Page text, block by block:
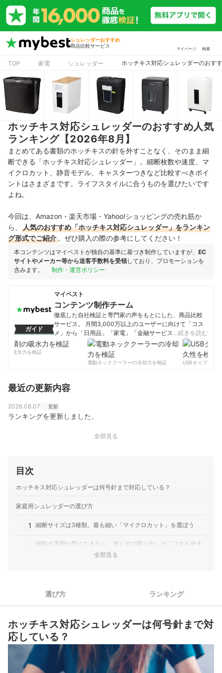
シュレッダーおすすめ
商品比較サービス
マイページ 検索
TOP 家電 シュレッダー ホッチキス対応シュレッダーのおす
ホッチキス対応シュレッダーのおすすめ人気
ランキング【2026年8月】
まとめてある書類のホッチキスの針を外すことなく、そのまま細
断できる「ホッチキス対応シュレッダー」。細断枚数や速度、マ
イクロカット、静音モデル、キャスターつきなど比較すべきポイ
ントはさまざまです。ライフスタイルに合うものを選びたいです
よね。
今回は、Amazon・楽天市場・Yahoo!ショッピングの売れ筋か
ら、
人気のおすすめ「ホッチキス対応シュレッダー」をランキン
グ形式でご紹介 。ぜひ購入の際の参考にしてください！
本コンテンツはマイベストが独自の基準に基づき制作していますが、 EC
サイトやメーカー等から送客手数料を受領しており、プロモーションを
含みます。
制作・運営ポリシー
ガイド
マイベスト
コンテンツ制作チーム
徹底した自社検証と専門家の声をもとにした、商品比較
サービス。 月間3,000万以上のユーザーに向けて「コス
メ」から「日用品」「家電」「金融サービス」まで、ベ
ストな商品を選んでもらうために、毎日コンテンツを制
コンテンツ制作チームのプロフィール
…続きを読む
の吸水力を検証
電動ネッククーラーの冷却力を検証
USBタイプCケー
最近の更新内容
2026.08.07 更新
ランキングを更新しました。
全部見る
目次
ホッチキス対応シュレッダーは何号針まで対応している？
家庭用シュレッダーの選び方
1 細断サイズは3種類。最も細い「マイクロカット」を選ぼう
掃除の手間が気になるなら、紙くずの取り出しは「フタを外す
集合住宅や乳幼児がいる家庭で音が気になるなら、60dB未満の
ものを検討しよう
5 紙以外も細断したいなら、細断できるものの種類も確認しよう
ホッチキス対応シュレッダー全40商品おすすめ人気ランキング
細断音が気になる人は、手動シュレッダーもおすすめ
全部見る
選び方 ランキング
ホッチキス対応シュレッダーは何号針まで対
応している？